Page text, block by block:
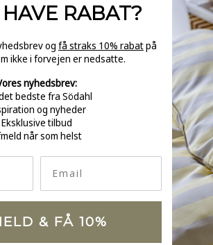
RABAT?
og få straks 10% rabatpå
ikke i forvejen er nedsatte.
nyhedsbrev:
bedste fra Södahl
og nyheder
Eksklusive tilbud
når som helst
& FÅ 10%